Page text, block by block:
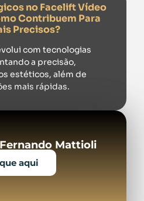
no Facelift Vídeo
Contribuem Para
Precisos?
com tecnologias
a precisão,
estéticos, além de
mais rápidas.
Mattioli
aqui